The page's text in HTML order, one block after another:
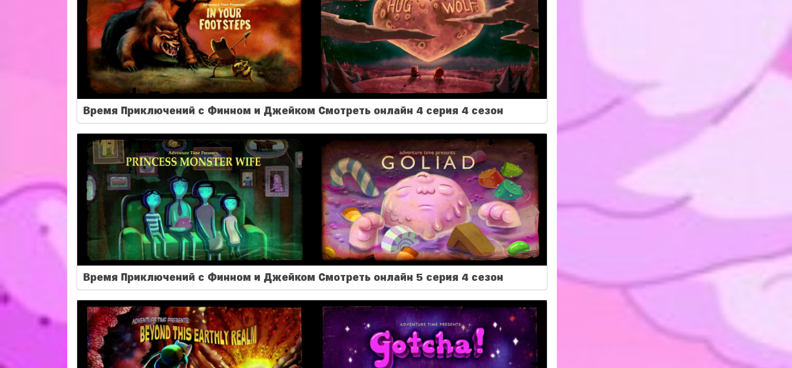
Время Приключений с Финном и Джейком Смотреть онлайн 4 серия 4 сезон
Время Приключений с Финном и Джейком Смотреть онлайн 5 серия 4 сезон